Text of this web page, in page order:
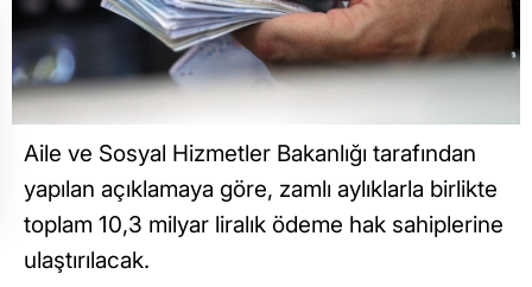
Aile ve Sosyal Hizmetler Bakanlığı tarafından
yapılan açıklamaya göre, zamlı aylıklarla birlikte
toplam 10,3 milyar liralık ödeme hak sahiplerine
ulaştırılacak.